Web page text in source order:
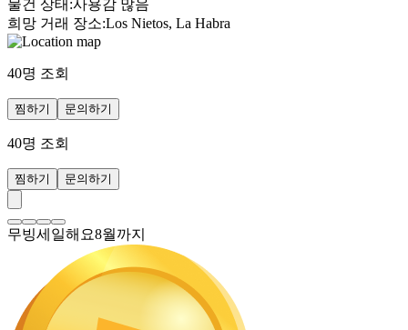
물건 상태 :사용감 많음
희망 거래 장소:Los Nietos, La Habra
40명 조회
찜하기 문의하기
40명 조회
찜하기 문의하기
무빙세일해요8월까지